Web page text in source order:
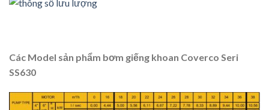
Các Model sản phẩm bơm giếng khoan Coverco Seri
SS630